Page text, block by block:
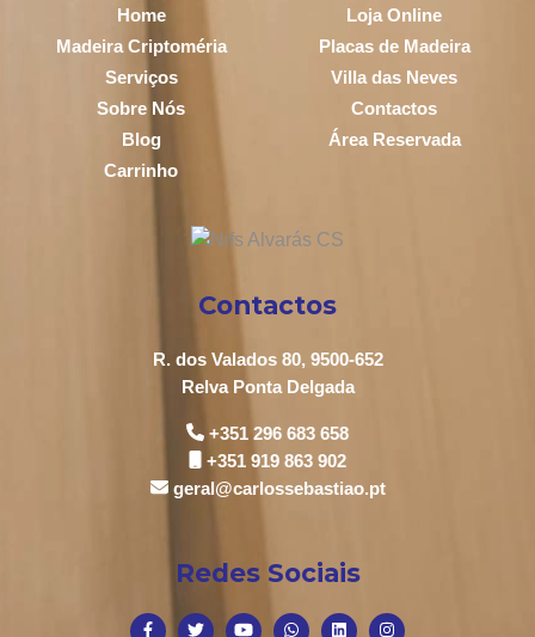
Home
Loja Online
Madeira Criptoméria
Placas de Madeira
Serviços
Villa das Neves
Sobre Nós
Contactos
Blog
Área Reservada
Carrinho
Contactos
R. dos Valados 80, 9500-652
Relva Ponta Delgada
+351 296 683 658
+351 919 863 902
geral@carlossebastiao.pt
Redes Sociais